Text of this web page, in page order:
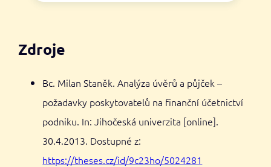
Zdroje
Bc. Milan Staněk. Analýza úvěrů a půjček –
požadavky poskytovatelů na finanční účetnictví
podniku. In: Jihočeská univerzita [online].
30.4.2013. Dostupné z:
https://theses.cz/id/9c23ho/5024281